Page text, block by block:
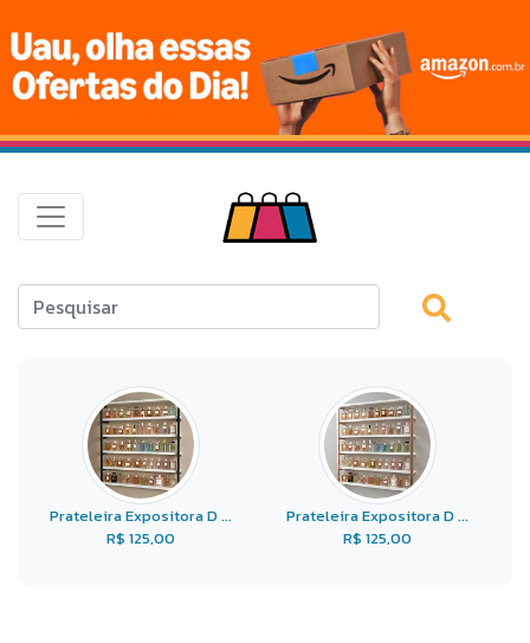
Prateleira Expositora D ...
R$ 125,00
Prateleira Expositora D ...
R$ 125,00